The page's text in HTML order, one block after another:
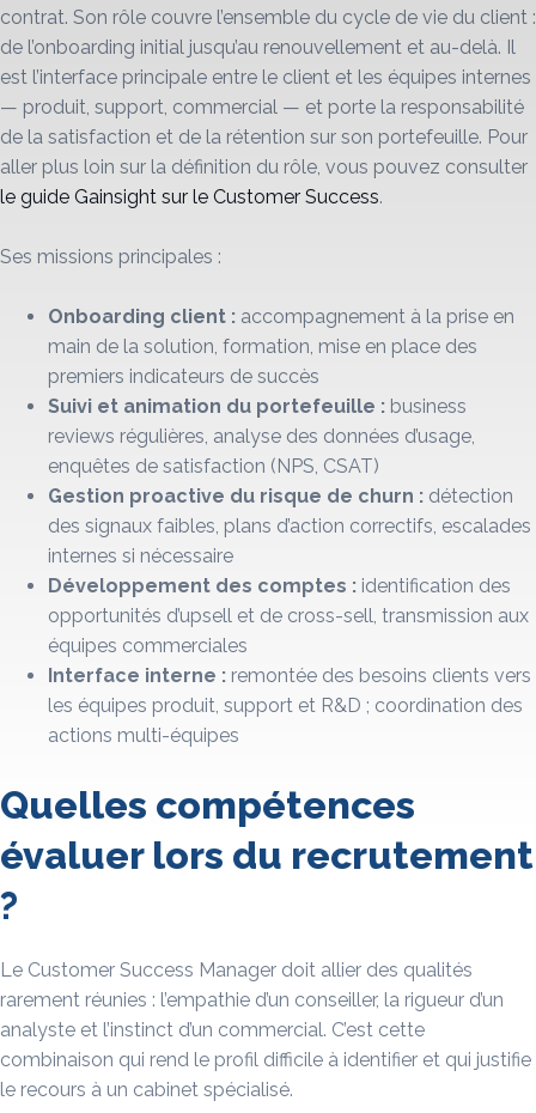
contrat. Son rôle couvre l’ensemble du cycle de vie du client :
de l’onboarding initial jusqu’au renouvellement et au-delà. Il
est l’interface principale entre le client et les équipes internes
— produit, support, commercial — et porte la responsabilité
de la satisfaction et de la rétention sur son portefeuille. Pour
aller plus loin sur la définition du rôle, vous pouvez consulter
le guide Gainsight sur le Customer Success.
Ses missions principales :
Onboarding client : accompagnement à la prise en
main de la solution, formation, mise en place des
premiers indicateurs de succès
Suivi et animation du portefeuille : business
reviews régulières, analyse des données d’usage,
enquêtes de satisfaction (NPS, CSAT)
Gestion proactive du risque de churn : détection
des signaux faibles, plans d’action correctifs, escalades
internes si nécessaire
Développement des comptes : identification des
opportunités d’upsell et de cross-sell, transmission aux
équipes commerciales
Interface interne : remontée des besoins clients vers
les équipes produit, support et R&D ; coordination des
actions multi-équipes
Quelles compétences
évaluer lors du recrutement
?
Le Customer Success Manager doit allier des qualités
rarement réunies : l’empathie d’un conseiller, la rigueur d’un
analyste et l’instinct d’un commercial. C’est cette
combinaison qui rend le profil difficile à identifier et qui justifie
le recours à un cabinet spécialisé.